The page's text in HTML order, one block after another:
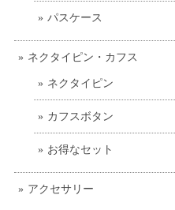
パスケース
ネクタイピン・カフス
ネクタイピン
カフスボタン
お得なセット
アクセサリー